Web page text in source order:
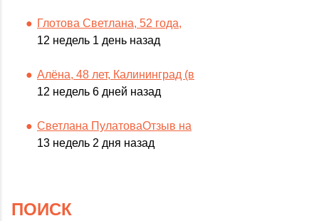
Глотова Светлана, 52 года,
12 недель 1 день назад
Алёна, 48 лет, Калининград (в
12 недель 6 дней назад
Светлана ПулатоваОтзыв на
13 недель 2 дня назад
ПОИСК